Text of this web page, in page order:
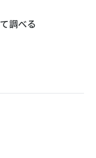
調べる